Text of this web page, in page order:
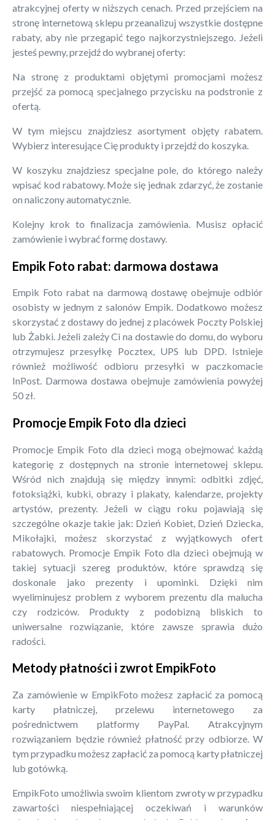
atrakcyjnej oferty w niższych cenach. Przed przejściem na
stronę internetową sklepu przeanalizuj wszystkie dostępne
rabaty, aby nie przegapić tego najkorzystniejszego. Jeżeli
jesteś pewny, przejdź do wybranej oferty:
Na stronę z produktami objętymi promocjami możesz
przejść za pomocą specjalnego przycisku na podstronie z
ofertą.
W tym miejscu znajdziesz asortyment objęty rabatem.
Wybierz interesujące Cię produkty i przejdź do koszyka.
W koszyku znajdziesz specjalne pole, do którego należy
wpisać kod rabatowy. Może się jednak zdarzyć, że zostanie
on naliczony automatycznie.
Kolejny krok to finalizacja zamówienia. Musisz opłacić
zamówienie i wybrać formę dostawy.
Empik Foto rabat: darmowa dostawa
Empik Foto rabat na darmową dostawę obejmuje odbiór
osobisty w jednym z salonów Empik. Dodatkowo możesz
skorzystać z dostawy do jednej z placówek Poczty Polskiej
lub Żabki. Jeżeli zależy Ci na dostawie do domu, do wyboru
otrzymujesz przesyłkę Pocztex, UPS lub DPD. Istnieje
również możliwość odbioru przesyłki w paczkomacie
InPost. Darmowa dostawa obejmuje zamówienia powyżej
50 zł.
Promocje Empik Foto dla dzieci
Promocje Empik Foto dla dzieci mogą obejmować każdą
kategorię z dostępnych na stronie internetowej sklepu.
Wśród nich znajdują się między innymi: odbitki zdjęć,
fotoksiążki, kubki, obrazy i plakaty, kalendarze, projekty
artystów, prezenty. Jeżeli w ciągu roku pojawiają się
szczególne okazje takie jak: Dzień Kobiet, Dzień Dziecka,
Mikołajki, możesz skorzystać z wyjątkowych ofert
rabatowych. Promocje Empik Foto dla dzieci obejmują w
takiej sytuacji szereg produktów, które sprawdzą się
doskonale jako prezenty i upominki. Dzięki nim
wyeliminujesz problem z wyborem prezentu dla malucha
czy rodziców. Produkty z podobizną bliskich to
uniwersalne rozwiązanie, które zawsze sprawia dużo
radości.
Metody płatności i zwrot EmpikFoto
Za zamówienie w EmpikFoto możesz zapłacić za pomocą
karty płatniczej, przelewu internetowego za
pośrednictwem platformy PayPal. Atrakcyjnym
rozwiązaniem będzie również płatność przy odbiorze. W
tym przypadku możesz zapłacić za pomocą karty płatniczej
lub gotówką.
EmpikFoto umożliwia swoim klientom zwroty w przypadku
zawartości niespełniającej oczekiwań i warunków